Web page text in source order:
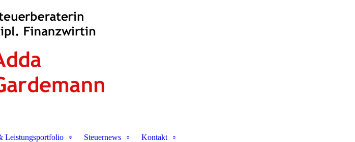
Leistungsportfolio Steuernews Kontakt